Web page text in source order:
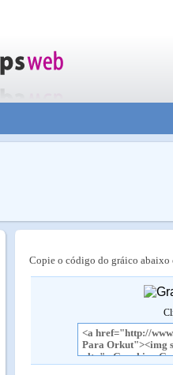
Copie o código do gráico abaixo